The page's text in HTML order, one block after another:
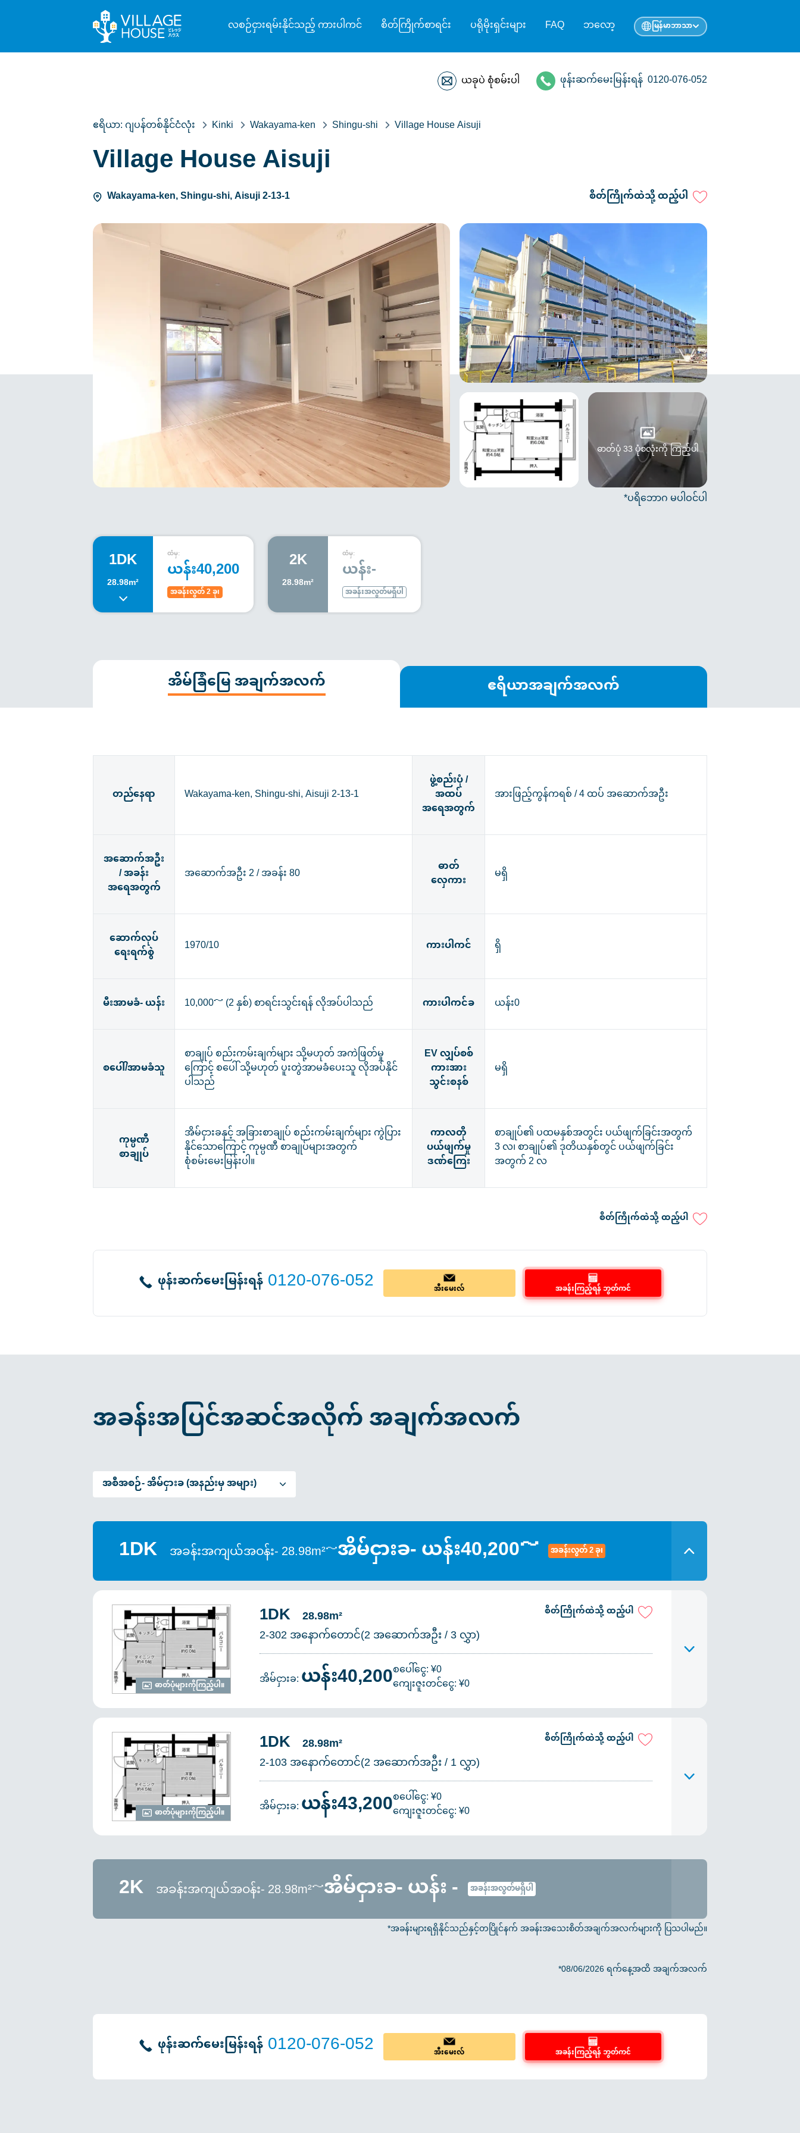
လစဉ်ငှားရမ်းနိုင်သည့် ကားပါကင် စိတ်ကြိုက်စာရင်း ပရိုမိုးရှင်းများ FAQ ဘလော့ မြန်မာဘာသာ
ယခုပဲ စုံစမ်းပါ ဖုန်းဆက်မေးမြန်းရန် 0120-076-052
ဧရိယာ:ဂျပန်တစ်နိုင်ငံလုံး Kinki Wakayama-ken Shingu-shi Village House Aisuji
Village House Aisuji
Wakayama-ken, Shingu-shi, Aisuji 2-13-1 စိတ်ကြိုက်ထဲသို့ ထည့်ပါ
ဓာတ်ပုံ 33 ပုံစလုံးကို ကြည့်ပါ
*ပရိဘောဂ မပါဝင်ပါ
1DK
28.98m²
ထံမှ:
ယန်း40,200
အခန်းလွတ် 2 ခု၊
2K
28.98m²
ထံမှ:
ယန်း-
အခန်းအလွတ်မရှိပါ
အိမ်ခြံမြေ အချက်အလက် ဧရိယာအချက်အလက်
တည်နေရာ Wakayama-ken, Shingu-shi, Aisuji 2-13-1
ဖွဲ့စည်းပုံ /
အထပ်
အရေအတွက်
အားဖြည့်ကွန်ကရစ် / 4 ထပ် အဆောက်အဦး
အဆောက်အဦး
/ အခန်း
အရေအတွက်
အဆောက်အဦး 2 / အခန်း 80 ဓာတ်
လှေကား မရှိ
ဆောက်လုပ်
ရေးရက်စွဲ 1970/10 ကားပါကင် ရှိ
မီးအာမခံ- ယန်း 10,000～ (2 နှစ်) စာရင်းသွင်းရန် လိုအပ်ပါသည် ကားပါကင်ခ ယန်း0
စပေါ်/အာမခံသူ
စာချုပ် စည်းကမ်းချက်များ သို့မဟုတ် အကဲဖြတ်မှု
ကြောင့် စပေါ် သို့မဟုတ် ပူးတွဲအာမခံပေးသူ လိုအပ်နိုင်
ပါသည်
EV လျှပ်စစ်
ကားအား
သွင်းစနစ်
မရှိ
ကုမ္ပဏီ
စာချုပ်
အိမ်ငှားခနှင့် အခြားစာချုပ် စည်းကမ်းချက်များ ကွဲပြား
နိုင်သောကြောင့် ကုမ္ပဏီ စာချုပ်များအတွက်
စုံစမ်းမေးမြန်းပါ။
ကာလတို
ပယ်ဖျက်မှု
ဒဏ်ကြေး
စာချုပ်၏ ပထမနှစ်အတွင်း ပယ်ဖျက်ခြင်းအတွက်
3 လ၊ စာချုပ်၏ ဒုတိယနှစ်တွင် ပယ်ဖျက်ခြင်း
အတွက် 2 လ
စိတ်ကြိုက်ထဲသို့ ထည့်ပါ
ဖုန်းဆက်မေးမြန်းရန် 0120-076-052 အီးမေးလ် အခန်းကြည့်ရန် ဘွတ်ကင်
အခန်းအပြင်အဆင်အလိုက် အချက်အလက်
အစီအစဉ်-အိမ်ငှားခ (အနည်းမှ အများ)
1DK အခန်းအကျယ်အဝန်း- 28.98m²～အိမ်ငှားခ- ယန်း40,200～ အခန်းလွတ် 2 ခု၊
ဓာတ်ပုံများကိုကြည့်ပါ။
1DK 28.98m²
2-302 အနောက်တောင်(2 အဆောက်အဦး / 3 လွှာ)
စိတ်ကြိုက်ထဲသို့ ထည့်ပါ
အိမ်ငှားခ:ယန်း40,200စပေါ်ငွေ: ¥0
ကျေးဇူးတင်ငွေ: ¥0
ဓာတ်ပုံများကိုကြည့်ပါ။
1DK 28.98m²
2-103 အနောက်တောင်(2 အဆောက်အဦး / 1 လွှာ)
စိတ်ကြိုက်ထဲသို့ ထည့်ပါ
အိမ်ငှားခ:ယန်း43,200စပေါ်ငွေ: ¥0
ကျေးဇူးတင်ငွေ: ¥0
2K အခန်းအကျယ်အဝန်း- 28.98m²～အိမ်ငှားခ- ယန်း - အခန်းအလွတ်မရှိပါ
*အခန်းများရရှိနိုင်သည်နှင့်တပြိုင်နက် အခန်းအသေးစိတ်အချက်အလက်များကို ပြသပါမည်။
*08/06/2026 ရက်နေ့အထိ အချက်အလက်
ဖုန်းဆက်မေးမြန်းရန် 0120-076-052 အီးမေးလ် အခန်းကြည့်ရန် ဘွတ်ကင်